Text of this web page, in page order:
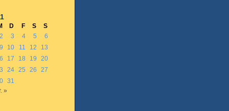
D F S
S
2 3 4 5
6
9 10 11 12
13
17 18 19
20
24 25 26
27
31
»